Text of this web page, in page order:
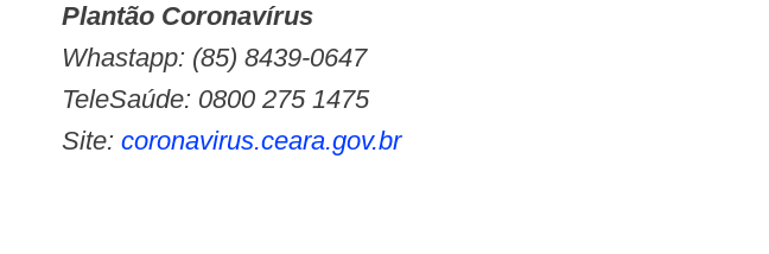
Plantão Coronavírus
Whastapp: (85) 8439-0647
TeleSaúde: 0800 275 1475
Site: coronavirus.ceara.gov.br